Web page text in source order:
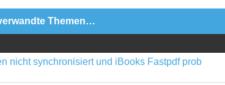
Themen…
nicht synchronisiert und iBooks Fastpdf prob